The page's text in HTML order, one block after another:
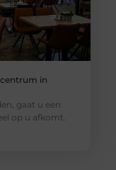
in
gaat u een
op u afkomt.